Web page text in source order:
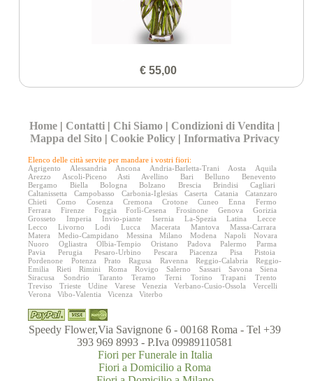
€ 55,00
Home | Contatti | Chi Siamo | Condizioni di Vendita |
Mappa del Sito | Cookie Policy |Informativa Privacy
Elenco delle città servite per mandare i vostri fiori:
Agrigento
Alessandria Ancona Andria-Barletta-Trani Aosta
Aquila
Arezzo
Ascoli-Piceno Asti Avellino Bari Belluno
Benevento
Bergamo
Biella Bologna Bolzano Brescia Brindisi
Cagliari
Caltanissetta
Campobasso Carbonia-Iglesias Caserta Catania
Catanzaro
Chieti
Como Cosenza Cremona Crotone Cuneo Enna
Fermo
Ferrara
Firenze Foggia Forlì-Cesena Frosinone Genova
Gorizia
Grosseto
Imperia Invio-piante Isernia La-Spezia Latina
Lecce
Lecco
Livorno Lodi Lucca Macerata Mantova
Massa-Carrara
Matera
Medio-Campidano Messina Milano Modena Napoli
Novara
Nuoro
Ogliastra Olbia-Tempio Oristano Padova Palermo
Parma
Pavia
Perugia Pesaro-Urbino Pescara Piacenza Pisa
Pistoia
Pordenone
Potenza Prato Ragusa Ravenna Reggio-Calabria
Reggio-
Emilia
Rieti Rimini Roma Rovigo Salerno Sassari Savona
Siena
Siracusa
Sondrio Taranto Teramo Terni Torino Trapani
Trento
Treviso
Trieste Udine Varese Venezia Verbano-Cusio-Ossola
Vercelli
Verona
Vibo-Valentia Vicenza Viterbo
Speedy Flower,Via Savignone 6 - 00168 Roma - Tel +39
393 969 8993 - P.Iva 09989110581
Fiori per Funerale in Italia
Fiori a Domicilio a Roma